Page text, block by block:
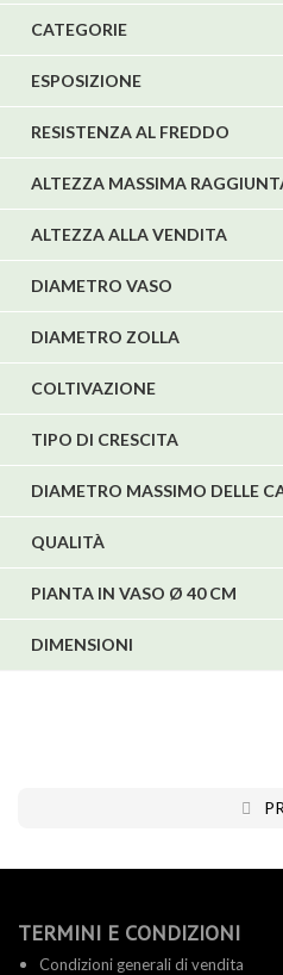
6
CATEGORIE
ESPOSIZIONE
RESISTENZA AL FREDDO
ALTEZZA MASSIMA
ALTEZZA ALLA VENDITA
DIAMETRO VASO
DIAMETRO ZOLLA
COLTIVAZIONE
TIPO DI CRESCITA
DIAMETRO MASSIMO DELLE
QUALITÀ
PIANTA IN VASO Ø 40 CM
DIMENSIONI
TERMINI E CONDIZIONI
Condizioni generali di vendita